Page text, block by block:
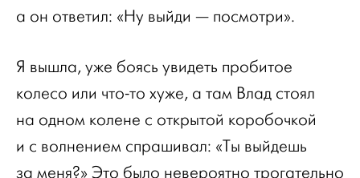
а он ответил: «Ну выйди — посмотри».
Я вышла, уже боясь увидеть пробитое
колесо или что-то хуже, а там Влад стоял
на одном колене с открытой коробочкой
и с волнением спрашивал: «Ты выйдешь
за меня?» Это было невероятно трогательно